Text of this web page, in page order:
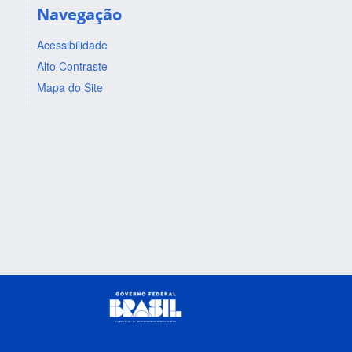
Navegação
Acessibilidade
Alto Contraste
Mapa do Site